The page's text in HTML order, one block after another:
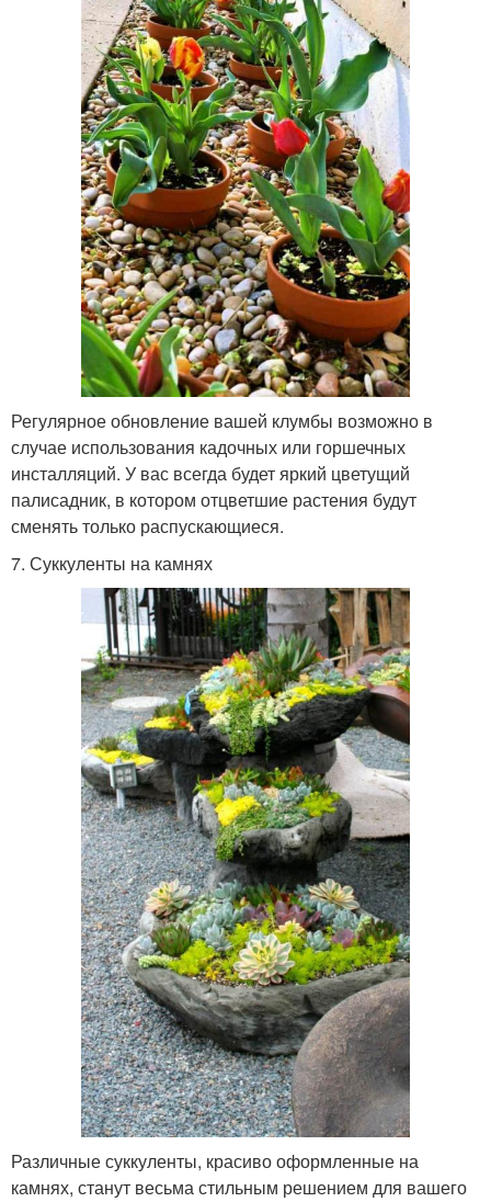
Регулярное обновление вашей клумбы возможно в
случае использования кадочных или горшечных
инсталляций. У вас всегда будет яркий цветущий
палисадник, в котором отцветшие растения будут
сменять только распускающиеся.
7. Суккуленты на камнях
Различные суккуленты, красиво оформленные на
камнях, станут весьма стильным решением для вашего